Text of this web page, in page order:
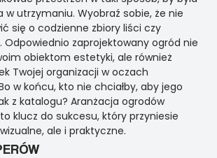
w utrzymaniu. Wyobraź sobie, że nie
się o codzienne zbiory liści czy
Odpowiednio zaprojektowany ogród nie
obiektom estetyki, ale również
Twojej organizacji w oczach
w końcu, kto nie chciałby, aby jego
z katalogu? Aranżacja ogrodów
klucz do sukcesu, który przyniesie
ale i praktyczne.